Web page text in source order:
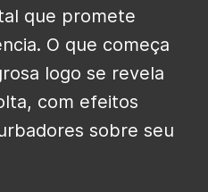
que promete
O que começa
logo se revela
com efeitos
sobre seu